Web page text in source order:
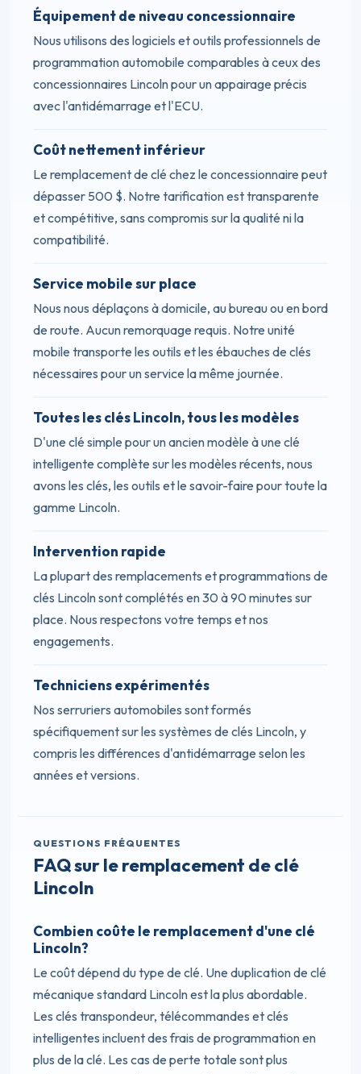
Équipement de niveau concessionnaire
Nous utilisons des logiciels et outils professionnels de
programmation automobile comparables à ceux des
concessionnaires Lincoln pour un appairage précis
avec l'antidémarrage et l'ECU.
Coût nettement inférieur
Le remplacement de clé chez le concessionnaire peut
dépasser 500 $. Notre tarification est transparente
et compétitive, sans compromis sur la qualité ni la
compatibilité.
Service mobile sur place
Nous nous déplaçons à domicile, au bureau ou en bord
de route. Aucun remorquage requis. Notre unité
mobile transporte les outils et les ébauches de clés
nécessaires pour un service la même journée.
Toutes les clés Lincoln, tous les modèles
D'une clé simple pour un ancien modèle à une clé
intelligente complète sur les modèles récents, nous
avons les clés, les outils et le savoir-faire pour toute la
gamme Lincoln.
Intervention rapide
La plupart des remplacements et programmations de
clés Lincoln sont complétés en 30 à 90 minutes sur
place. Nous respectons votre temps et nos
engagements.
Techniciens expérimentés
Nos serruriers automobiles sont formés
spécifiquement sur les systèmes de clés Lincoln, y
compris les différences d'antidémarrage selon les
années et versions.
QUESTIONS FRÉQUENTES
FAQ sur le remplacement de clé
Lincoln
Combien coûte le remplacement d'une clé
Lincoln?
Le coût dépend du type de clé. Une duplication de clé
mécanique standard Lincoln est la plus abordable.
Les clés transpondeur, télécommandes et clés
intelligentes incluent des frais de programmation en
plus de la clé. Les cas de perte totale sont plus